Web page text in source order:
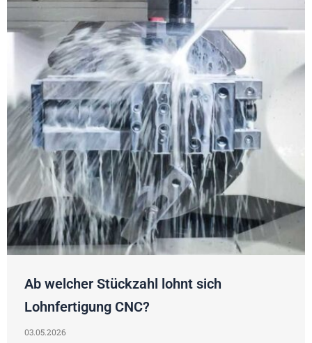
Ab welcher Stückzahl lohnt sich
Lohnfertigung CNC?
03.05.2026